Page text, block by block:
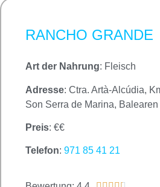
RANCHO GRANDE
Art der Nahrung: Fleisch
Adresse: Ctra. Artà-Alcúdia,
Son Serra de Marina, Balearen
Preis: €€
Telefon: 971 85 41 21